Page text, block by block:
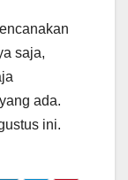
saja,
ada.
ini.